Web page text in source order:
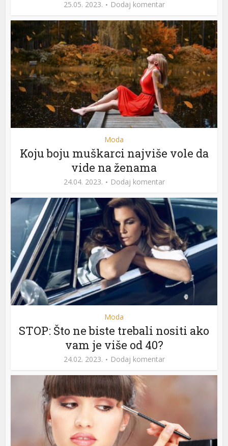
25.05. 2023. Dodaj komentar
Moda
Koju boju muškarci najviše vole da
vide na ženama
24.04. 2023. Dodaj komentar
Moda
STOP: Što ne biste trebali nositi ako
vam je više od 40?
24.02. 2023. Dodaj komentar